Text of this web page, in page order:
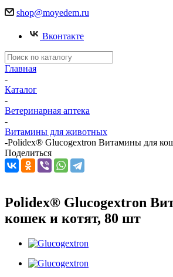
shop@moyedem.ru
Вконтакте
Главная
-
Каталог
-
Ветеринарная аптека
-
Витамины для животных
-Polidex® Glucogextron Витамины для
Поделиться
Polidex® Glucogextron
кошек и котят, 80 шт